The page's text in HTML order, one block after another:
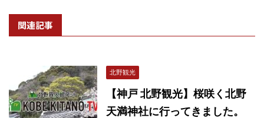
関連記事
北野観光
【神戸 北野観光】桜咲く北野
天満神社に行ってきました。